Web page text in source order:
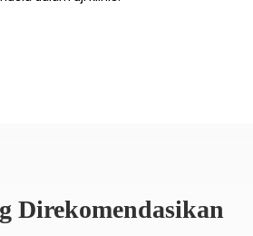
Direkomendasikan